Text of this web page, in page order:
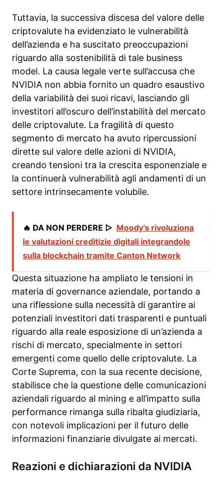
Tuttavia, la successiva discesa del valore delle
criptovalute ha evidenziato le vulnerabilità
dell’azienda e ha suscitato preoccupazioni
riguardo alla sostenibilità di tale business
model. La causa legale verte sull’accusa che
NVIDIA non abbia fornito un quadro esaustivo
della variabilità dei suoi ricavi, lasciando gli
investitori all’oscuro dell’instabilità del mercato
delle criptovalute. La fragilità di questo
segmento di mercato ha avuto ripercussioni
dirette sul valore delle azioni di NVIDIA,
creando tensioni tra la crescita esponenziale e
la continuerà vulnerabilità agli andamenti di un
settore intrinsecamente volubile.
🔥 DA NON PERDERE ▷ Moody’s rivoluziona
le valutazioni creditizie digitali integrandole
sulla blockchain tramite Canton Network
Questa situazione ha ampliato le tensioni in
materia di governance aziendale, portando a
una riflessione sulla necessità di garantire ai
potenziali investitori dati trasparenti e puntuali
riguardo alla reale esposizione di un’azienda a
rischi di mercato, specialmente in settori
emergenti come quello delle criptovalute. La
Corte Suprema, con la sua recente decisione,
stabilisce che la questione delle comunicazioni
aziendali riguardo al mining e all’impatto sulla
performance rimanga sulla ribalta giudiziaria,
con notevoli implicazioni per il futuro delle
informazioni finanziarie divulgate ai mercati.
Reazioni e dichiarazioni da NVIDIA